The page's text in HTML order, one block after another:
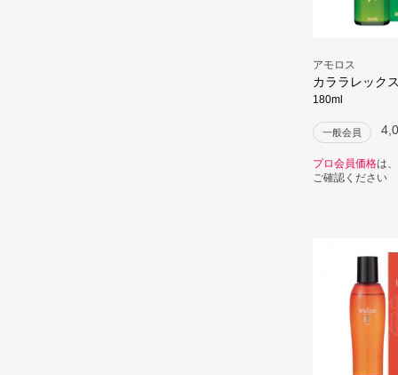
アモロス
カララレック
180ml
一般会員
プロ会員価格は
ご確認ください